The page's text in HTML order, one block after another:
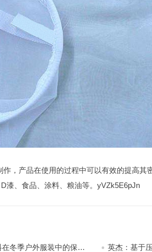
，产品在使用的过程中可以有效的提高其
漆、食品、涂料、粮油等。yVZk5E6pJn
冬季户外服装中的保暖
英杰：基于